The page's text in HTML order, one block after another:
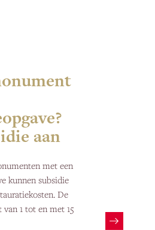
aan
met een
kunnen subsidie
De
1 tot en met 15